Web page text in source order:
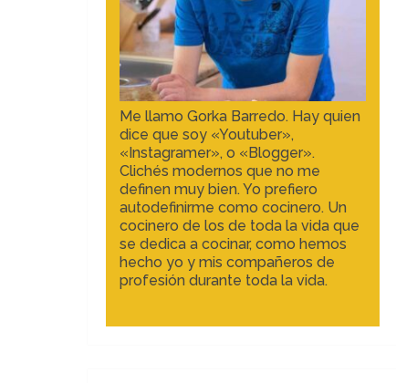
Me llamo Gorka Barredo. Hay quien
dice que soy «Youtuber»,
«Instagramer», o «Blogger».
Clichés modernos que no me
definen muy bien. Yo prefiero
autodefinirme como cocinero. Un
cocinero de los de toda la vida que
se dedica a cocinar, como hemos
hecho yo y mis compañeros de
profesión durante toda la vida.